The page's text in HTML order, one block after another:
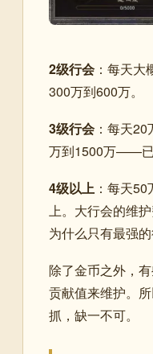
2级行会 ：每天
300万到600万。
3级行会 ：每天
万到1500万——已
4级以上 ：每天
上。大行会的维
为什么只有最强
除了金币之外，
贡献值来维护。
抓，缺一不可。